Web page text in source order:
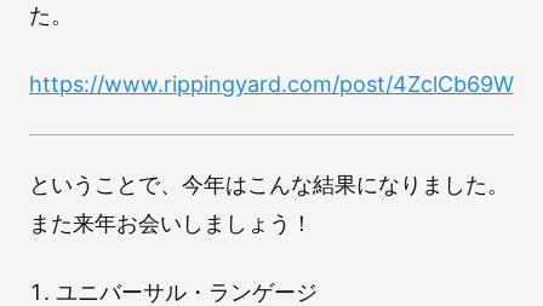
た。
https://www.rippingyard.com/post/
ということで、今年はこんな結果になりました。
また来年お会いしましょう！
ユニバーサル・ランゲージ